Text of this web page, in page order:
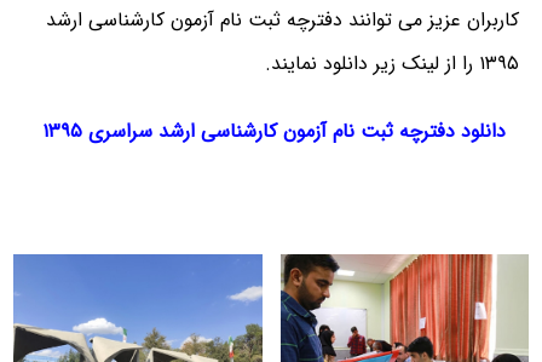
کاربران عزیز می توانند دفترچه ثبت نام آزمون کارشناسی ارشد
۱۳۹۵ را از لینک زیر دانلود نمایند.
دانلود دفترچه ثبت نام آزمون کارشناسی ارشد سراسری ۱۳۹۵